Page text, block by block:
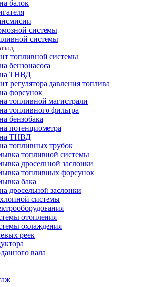
балок
системы
системы
топливной системы
бензонасоса
ТНВД
регулятора давления топлива
форсунок
топливной магистрали
топливного фильтра
бензобака
потенциометра
ТНВД
топливных трубок
топливной системы
дросельной заслонки
топливных форсунок
бака
дросельной заслонки
системы
отопления
охлаждения
реек
вала